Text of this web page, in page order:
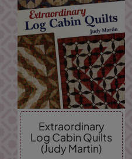
Extraordinary
Log Cabin Quilts
(Judy Martin)